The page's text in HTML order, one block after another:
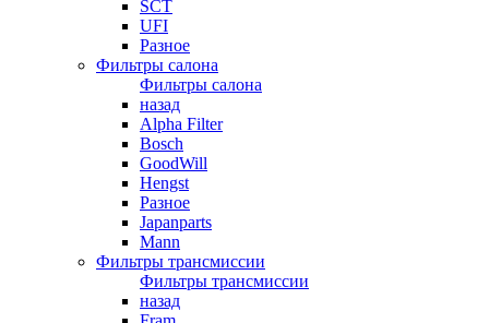
SCT
UFI
Разное
Фильтры салона
Фильтры салона
назад
Alpha Filter
Bosch
GoodWill
Hengst
Разное
Japanparts
Mann
Фильтры трансмиссии
Фильтры трансмиссии
назад